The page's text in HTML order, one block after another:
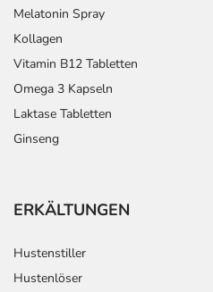
Melatonin Spray
Kollagen
Vitamin B12 Tabletten
Omega 3 Kapseln
Laktase Tabletten
Ginseng
ERKÄLTUNGEN
Hustenstiller
Hustenlöser